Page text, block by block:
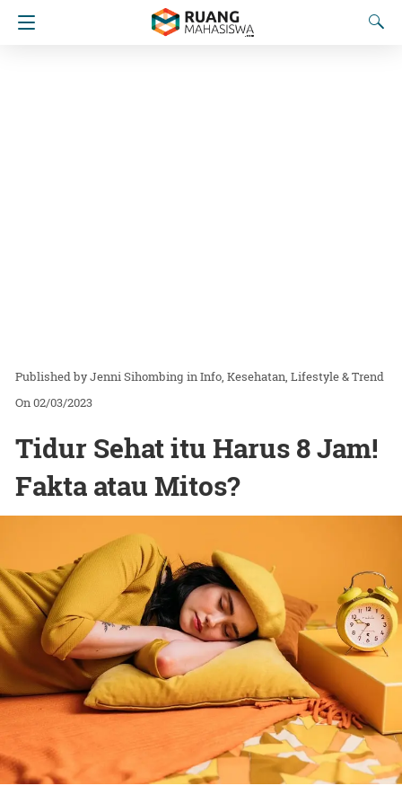
Jenni Sihombing inInfo Kesehatan Lifestyle & Trend
On 02/03/2023
Tidur Sehat itu Harus 8 Jam!
Fakta atau Mitos?